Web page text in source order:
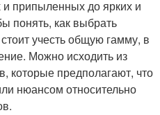
припыленных до ярких и
понять, как выбрать
учесть общую гамму, в
Можно исходить из
которые предполагают, что
нюансом относительно